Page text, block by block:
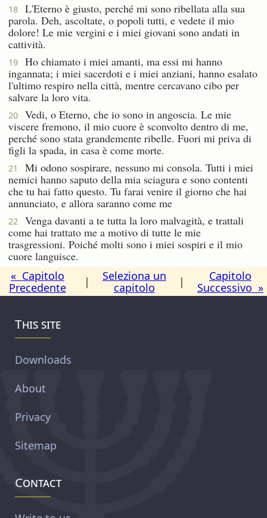
18
L'Eterno è giusto, perché mi sono ribellata alla sua
parola. Deh, ascoltate, o popoli tutti, e vedete il mio
dolore! Le mie vergini e i miei giovani sono andati in
cattività.
19
Ho chiamato i miei amanti, ma essi mi hanno
ingannata; i miei sacerdoti e i miei anziani, hanno esalato
l'ultimo respiro nella città, mentre cercavano cibo per
salvare la loro vita.
20
Vedi, o Eterno, che io sono in angoscia. Le mie
viscere fremono, il mio cuore è sconvolto dentro di me,
perché sono stata grandemente ribelle. Fuori mi priva di
figli la spada, in casa è come morte.
21
Mi odono sospirare, nessuno mi consola. Tutti i miei
nemici hanno saputo della mia sciagura e sono contenti
che tu hai fatto questo. Tu farai venire il giorno che hai
annunciato, e allora saranno come me
22
Venga davanti a te tutta la loro malvagità, e trattali
come hai trattato me a motivo di tutte le mie
trasgressioni. Poiché molti sono i miei sospiri e il mio
cuore languisce.
« Capitolo
Precedente
|
Seleziona un
capitolo
|
Capitolo
Successivo »
This site
Downloads
About
Privacy
Sitemap
Contact